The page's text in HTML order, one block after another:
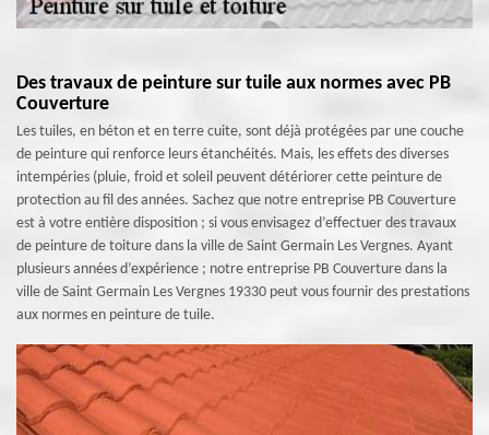
Des travaux de peinture sur tuile aux normes avec PB
Couverture
Les tuiles, en béton et en terre cuite, sont déjà protégées par une couche
de peinture qui renforce leurs étanchéités. Mais, les effets des diverses
intempéries (pluie, froid et soleil peuvent détériorer cette peinture de
protection au fil des années. Sachez que notre entreprise PB Couverture
est à votre entière disposition ; si vous envisagez d’effectuer des travaux
de peinture de toiture dans la ville de Saint Germain Les Vergnes. Ayant
plusieurs années d’expérience ; notre entreprise PB Couverture dans la
ville de Saint Germain Les Vergnes 19330 peut vous fournir des prestations
aux normes en peinture de tuile.